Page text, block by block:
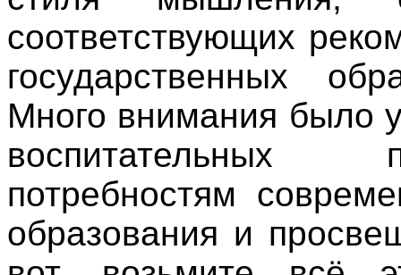
соответствующих
государственных
Много внимания было
воспитательных
потребностям
образования и